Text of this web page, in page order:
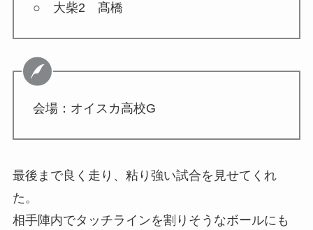
○ 大柴2 髙橋
会場：オイスカ高校G
最後まで良く走り、粘り強い試合を見せてくれ
た。
相手陣内でタッチラインを割りそうなボールにも